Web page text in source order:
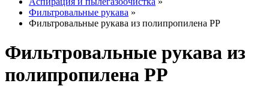
Фильтровальные рукава »
Фильтровальные рукава из полипропилена PP
Фильтровальные рукава из
полипропилена PP